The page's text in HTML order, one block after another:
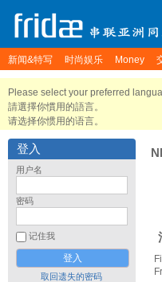
新闻&特写 时尚娱乐 Money
Please select your preferred
請選擇你慣用的語言。
请选择你惯用的语言。
登入
用户名
密码
记住我
取回遗失的密码